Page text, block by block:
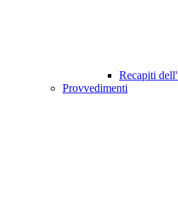
Recapiti
Provvedimenti